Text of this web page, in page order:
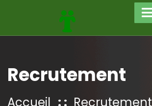
Recrutement
Accueil Recrutement